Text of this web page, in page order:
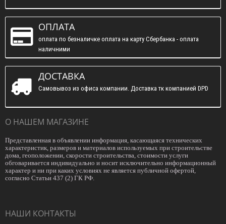
ОПЛАТА
оплата по безналичке оплата на карту Сбербанка - оплата
наличними
ДОСТАВКА
Самовывоз из офиса компании. Доставка тк компанией DPD
О НАШЕМ МАГАЗИНЕ
Представленная в объявлении информация, касающаяся технических
характеристик, размеров и материалов используемых при строительстве
дома, геоположении, скорости строительства, стоимости услуги
обговаривается индивидуально и носит исключительно информационный
характер и ни при каких условиях не является публичной офертой,
согласно Статьи 437 (2) ГК РФ.
НАШИ КОНТАКТЫ